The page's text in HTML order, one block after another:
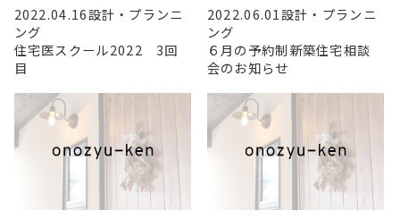
2022.04.16設計・プランニ
ング
住宅医スクール2022 3回
目
2022.06.01設計・プランニ
ング
６月の予約制新築住宅相談
会のお知らせ